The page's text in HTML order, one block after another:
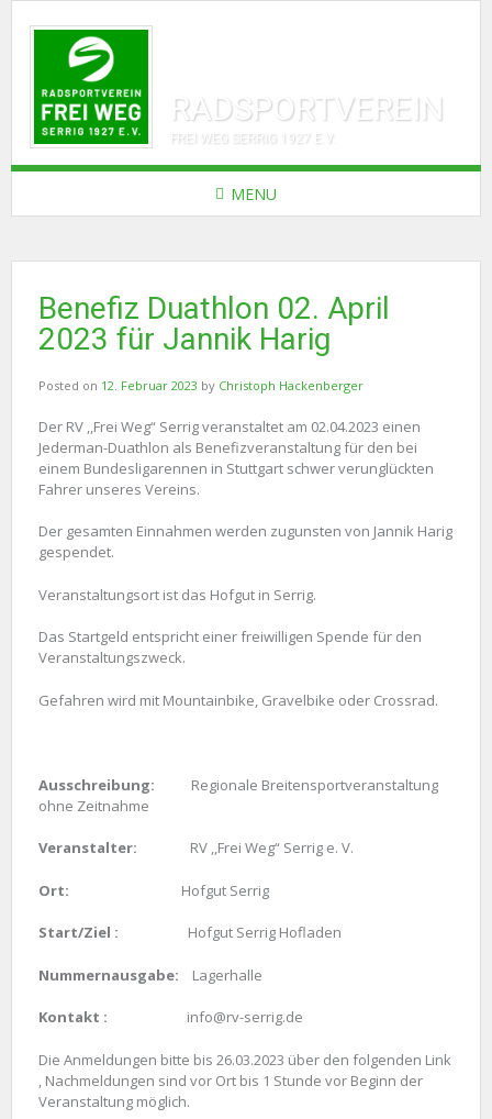
RADSPORTVEREIN
FREI WEG SERRIG 1927 E.V.
MENU
Benefiz Duathlon 02. April
2023 für Jannik Harig
Posted on 12. Februar 2023 by Christoph Hackenberger
Der RV ,,Frei Weg“ Serrig veranstaltet am 02.04.2023 einen
Jederman-Duathlon als Benefizveranstaltung für den bei
einem Bundesligarennen in Stuttgart schwer verunglückten
Fahrer unseres Vereins.
Der gesamten Einnahmen werden zugunsten von Jannik Harig
gespendet.
Veranstaltungsort ist das Hofgut in Serrig.
Das Startgeld entspricht einer freiwilligen Spende für den
Veranstaltungszweck.
Gefahren wird mit Mountainbike, Gravelbike oder Crossrad.
Ausschreibung:
Regionale Breitensportveranstaltung
ohne Zeitnahme
Veranstalter: RV ,,Frei Weg“ Serrig e. V.
Ort: Hofgut Serrig
Start/Ziel : Hofgut Serrig Hofladen
Nummernausgabe: Lagerhalle
Kontakt : info@rv-serrig.de
Die Anmeldungen bitte bis 26.03.2023 über den folgenden Link
, Nachmeldungen sind vor Ort bis 1 Stunde vor Beginn der
Veranstaltung möglich.